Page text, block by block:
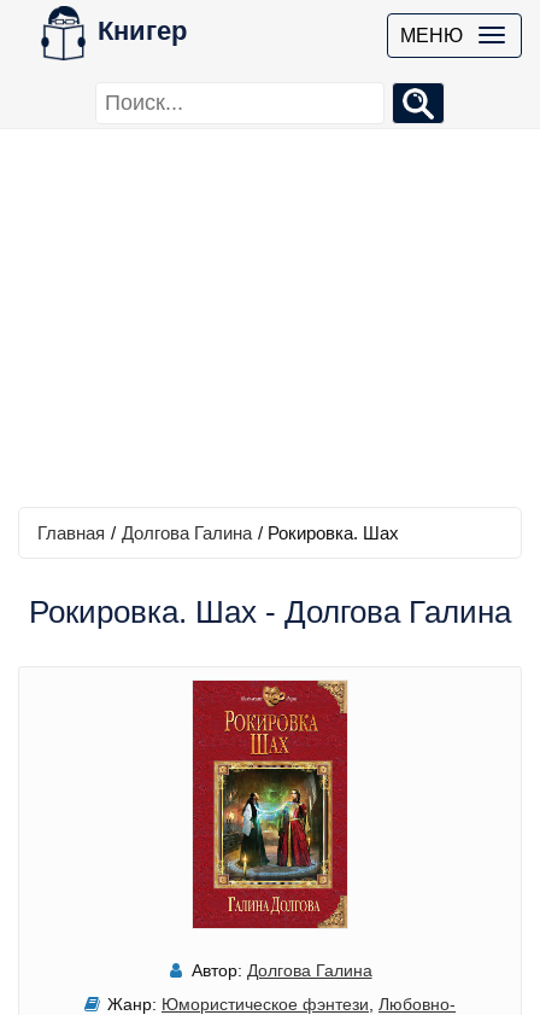
Книгер МЕНЮ
Главная / Долгова Галина / Рокировка. Шах
Рокировка. Шах - Долгова Галина
Автор: Долгова Галина
Жанр: Юмористическое фэнтези
Любовно-